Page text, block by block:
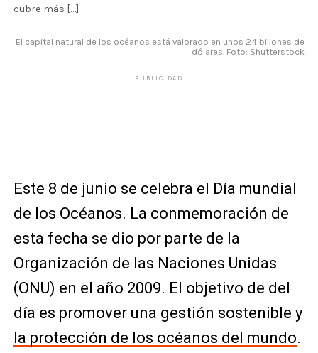
cubre más […]
El capital natural de los océanos está valorado en unos 24 billones de
dólares. Foto: Shutterstock
PUBLICIDAD
Este 8 de junio se celebra el Día mundial
de los Océanos. La conmemoración de
esta fecha se dio por parte de la
Organización de las Naciones Unidas
(ONU) en el año 2009. El objetivo de del
día es promover una gestión sostenible y
la protección de los océanos del mundo.